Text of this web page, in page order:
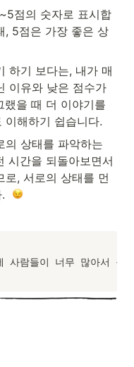
점의 숫자로 표시합
, 5점은 가장 좋은 상
하기 보다는, 내가 매
이유와 낮은 점수가
랬을 때 더 이야기를
이해하기 쉽습니다.
의 상태를 파악하는
시간을 되돌아보면서
로, 서로의 상태를 먼
사람들이 너무 많아서 콩